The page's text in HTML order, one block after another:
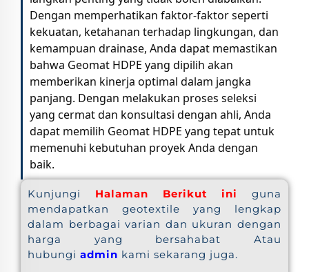
Dengan memperhatikan faktor-faktor seperti
kekuatan, ketahanan terhadap lingkungan, dan
kemampuan drainase, Anda dapat memastikan
bahwa Geomat HDPE yang dipilih akan
memberikan kinerja optimal dalam jangka
panjang. Dengan melakukan proses seleksi
yang cermat dan konsultasi dengan ahli, Anda
dapat memilih Geomat HDPE yang tepat untuk
memenuhi kebutuhan proyek Anda dengan
baik.
Kunjungi Halaman Berikut ini
guna
mendapatkan geotextile yang lengkap
dalam berbagai varian dan ukuran dengan
harga yang bersahabat Atau
hubungi admin kami sekarang juga.